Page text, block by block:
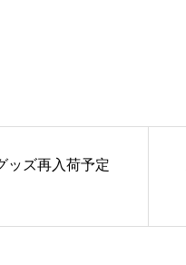
ッズ再入荷予定